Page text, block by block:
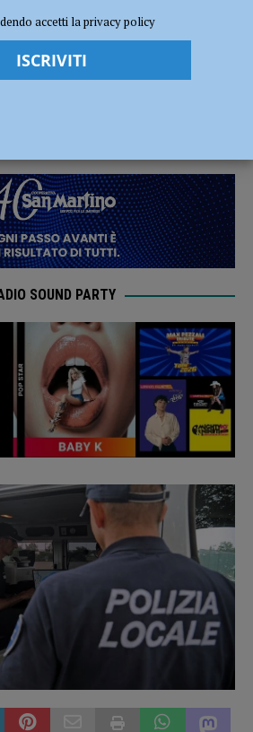
ma la vittima la insegue e la fa arrestare
ladra fugge sul bus, ma
SOUND PARTY
accetti la privacy policy